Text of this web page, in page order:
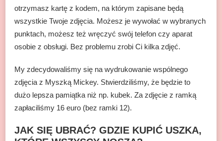
otrzymasz kartę z kodem, na którym zapisane będą
wszystkie Twoje zdjęcia. Możesz je wywołać w wybranych
punktach, możesz też wręczyć swój telefon czy aparat
osobie z obsługi. Bez problemu zrobi Ci kilka zdjęć.
My zdecydowaliśmy się na wydrukowanie wspólnego
zdjęcia z Myszką Mickey. Stwierdziliśmy, że będzie to
dużo lepsza pamiątka niż np. kubek. Za zdjęcie z ramką
zapłaciliśmy 16 euro (bez ramki 12).
JAK SIĘ UBRAĆ? GDZIE KUPIĆ USZKA,